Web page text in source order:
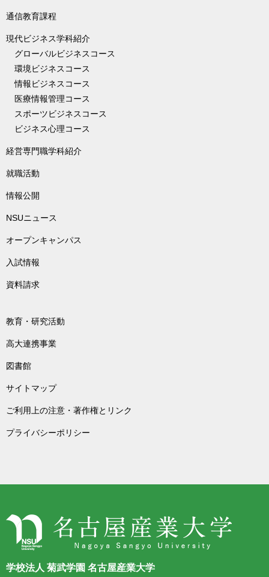
通信教育課程
現代ビジネス学科紹介
グローバルビジネスコース
環境ビジネスコース
情報ビジネスコース
医療情報管理コース
スポーツビジネスコース
ビジネス心理コース
経営専門職学科紹介
就職活動
情報公開
NSUニュース
オープンキャンパス
入試情報
資料請求
教育・研究活動
高大連携事業
図書館
サイトマップ
ご利用上の注意・著作権とリンク
プライバシーポリシー
学校法人 菊武学園 名古屋産業大学